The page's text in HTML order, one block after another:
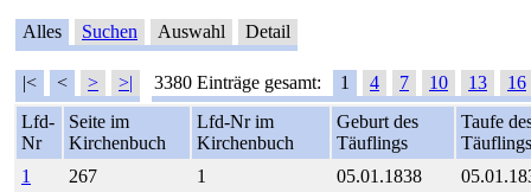
Alles Suchen Auswahl Detail
|< < > >| 3380 Einträge gesamt: 1 4 7 10 13
16
Lfd-
Nr
Seite im
Kirchenbuch
Lfd-Nr im
Kirchenbuch
Geburt des
Täuflings
Taufe
Täuflings
1
267 1 05.01.1838